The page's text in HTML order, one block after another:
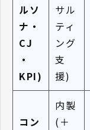
ルソ
ナ・
CJ
・
KPI)
サル
ティ
ング
支
援)
コン
内製
(＋